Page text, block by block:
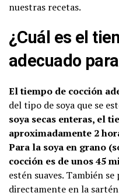
nuestras recetas.
¿Cuál es el
adecuado
El tiempo de cocción
del tipo de soya que se
soya secas enteras, el
aproximadamente 2
Para la soya en grano
cocción es de unos 45
estén suaves. También
directamente en la